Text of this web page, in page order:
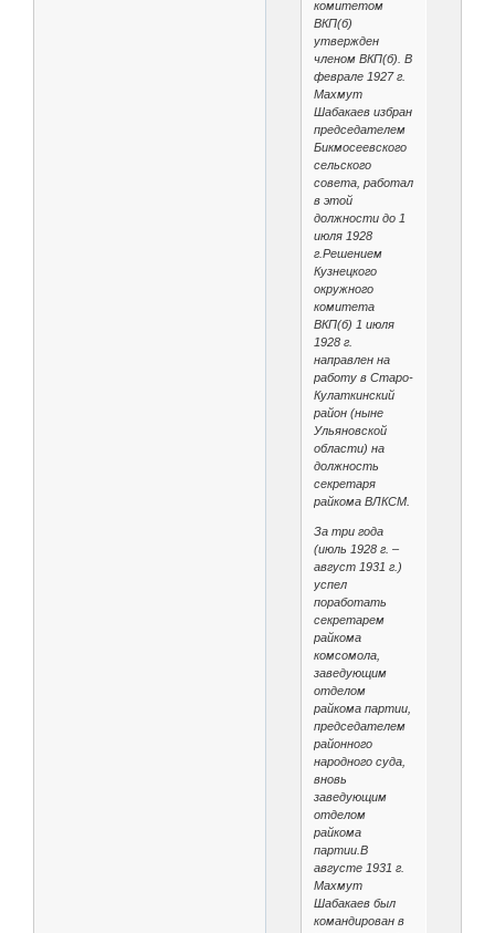
комитетом
ВКП(б)
утвержден
членом ВКП(б). В
феврале 1927 г.
Махмут
Шабакаев избран
председателем
Бикмосеевского
сельского
совета, работал
в этой
должности до 1
июля 1928
г.Решением
Кузнецкого
окружного
комитета
ВКП(б) 1 июля
1928 г.
направлен на
работу в Старо-
Кулаткинский
район (ныне
Ульяновской
области) на
должность
секретаря
райкома ВЛКСМ.
За три года
(июль 1928 г. –
август 1931 г.)
успел
поработать
секретарем
райкома
комсомола,
заведующим
отделом
райкома партии,
председателем
районного
народного суда,
вновь
заведующим
отделом
райкома
партии.В
августе 1931 г.
Махмут
Шабакаев был
командирован в